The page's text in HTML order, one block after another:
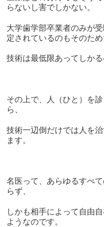
らないし害でしかない。
大学歯学部卒業者のみが
定されているのもそのため
技術は最低限あってしかる
その上で、人（ひと）を
ら、
技術一辺倒だけでは人を
ます。
名医って、あらゆるすべ
らず、
しかも相手によって自由
ようなのです。